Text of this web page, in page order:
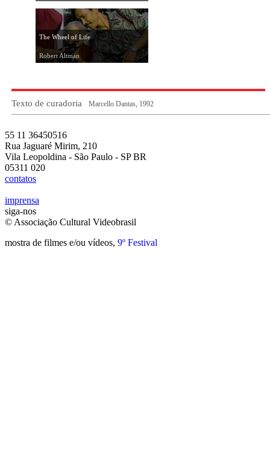
mostra de filmes e/ou vídeos, 9º Festival
The Wheel of Life
Robert Altman
Texto de curadoria Marcello Dantas, 1992
55 11 36450516
Rua Jaguaré Mirim, 210
Vila Leopoldina - São Paulo - SP BR
05311 020
contatos
imprensa
siga-nos
© Associação Cultural Videobrasil